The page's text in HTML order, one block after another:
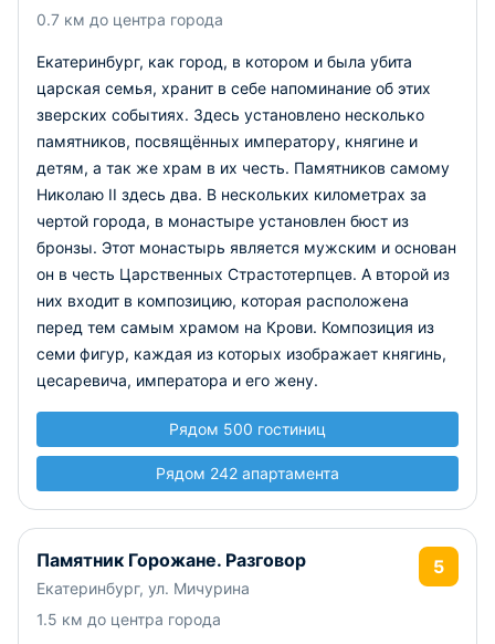
0.7 км до центра города
Екатеринбург, как город, в котором и была убита
царская семья, хранит в себе напоминание об этих
зверских событиях. Здесь установлено несколько
памятников, посвящённых императору, княгине и
детям, а так же храм в их честь. Памятников самому
Николаю II здесь два. В нескольких километрах за
чертой города, в монастыре установлен бюст из
бронзы. Этот монастырь является мужским и основан
он в честь Царственных Страстотерпцев. А второй из
них входит в композицию, которая расположена
перед тем самым храмом на Крови. Композиция из
семи фигур, каждая из которых изображает княгинь,
цесаревича, императора и его жену.
Рядом 500 гостиниц
Рядом 242 апартамента
Памятник Горожане. Разговор
Екатеринбург, ул. Мичурина
1.5 км до центра города
5